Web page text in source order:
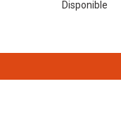
Disponible